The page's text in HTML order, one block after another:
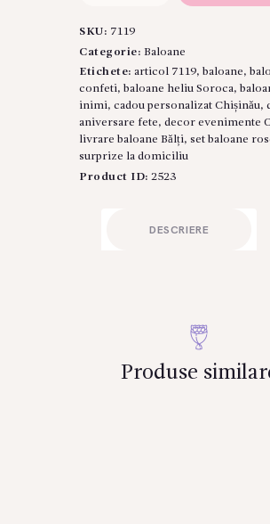
Baloane
"Rose
Gold
Dream"
(Articol:
7119)
SKU: 7119
Categorie: Baloane
Etichete: articol 7119, baloane,
confeti, baloane heliu Soroca,
inimi, cadou personalizat Chișinău,
aniversare fete, decor evenimente
livrare baloane Bălți, set baloane
surprize la domiciliu
Product ID: 2523
DESCRIERE
Produse